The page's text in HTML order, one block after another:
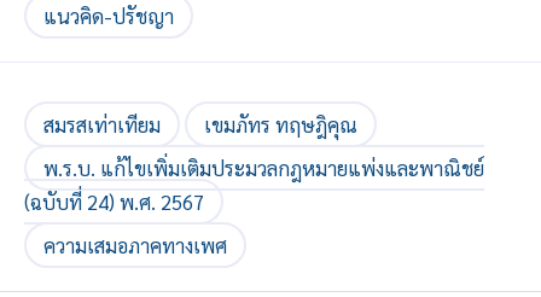
แนวคิด-ปรัชญา
สมรสเท่าเทียม
เขมภัทร ทฤษฎิคุณ
พ.ร.บ. แก้ไขเพิ่มเติมประมวลกฎหมายแพ่งและพาณิชย์
(ฉบับที่ 24) พ.ศ. 2567
ความเสมอภาคทางเพศ